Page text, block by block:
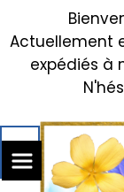
Actuellement
expédiés à